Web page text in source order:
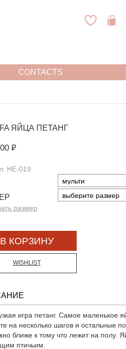
CONTACTS
ЯЙЦА ПЕТАНГ
₽
HE-019
размер
WISHLIST
игра петанг. Самое маленькое
на несколько шагов и остальные
ближе к тому что лежит на полу.
птичьим.